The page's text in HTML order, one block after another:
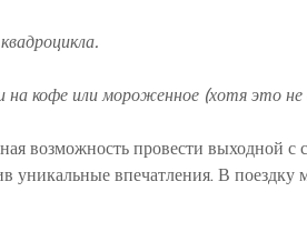
на кофе или мороженное (хотя это не
возможность провести выходной с
уникальные впечатления. В поездку